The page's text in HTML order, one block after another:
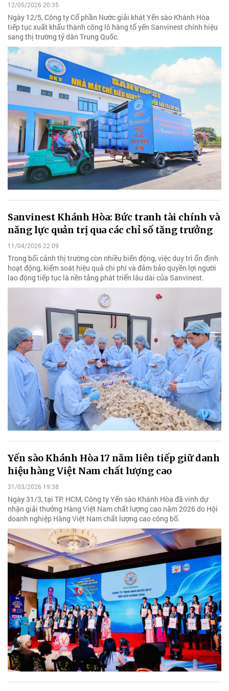
12/05/2026 20:35
Ngày 12/5, Công ty Cổ phần Nước giải khát Yến sào Khánh Hòa
tiếp tục xuất khẩu thành công lô hàng tổ yến Sanvinest chính hiệu
sang thị trường tỷ dân Trung Quốc.
Sanvinest Khánh Hòa: Bức tranh tài chính và
năng lực quản trị qua các chỉ số tăng trưởng
11/04/2026 22:09
Trong bối cảnh thị trường còn nhiều biến động, việc duy trì ổn định
hoạt động, kiểm soát hiệu quả chi phí và đảm bảo quyền lợi người
lao động tiếp tục là nền tảng phát triển lâu dài của Sanvinest.
Yến sào Khánh Hòa 17 năm liên tiếp giữ danh
hiệu hàng Việt Nam chất lượng cao
31/03/2026 19:38
Ngày 31/3, tại TP. HCM, Công ty Yến sào Khánh Hòa đã vinh dự
nhận giải thưởng Hàng Việt Nam chất lượng cao năm 2026 do Hội
doanh nghiệp Hàng Việt Nam chất lượng cao công bố.